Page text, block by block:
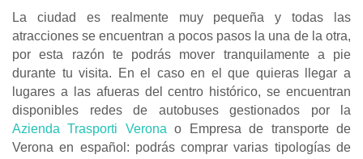
La ciudad es realmente muy pequeña y todas las
atracciones se encuentran a pocos pasos la una de la otra,
por esta razón te podrás mover tranquilamente a pie
durante tu visita. En el caso en el que quieras llegar a
lugares a las afueras del centro histórico, se encuentran
disponibles redes de autobuses gestionados por la
Azienda Trasporti Veronao Empresa de transporte de
Verona en español: podrás comprar varias tipologías de